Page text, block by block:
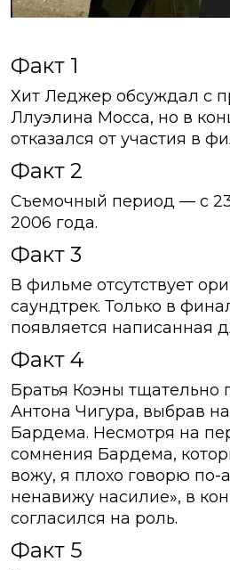
Факт 1
Хит Леджер обсуждал с
Ллуэлина Мосса, но в
отказался от участия в
Факт 2
Съемочный период — с 23
2006 года.
Факт 3
В фильме отсутствует
саундтрек. Только в
появляется написанная
Факт 4
Братья Коэны тщательно
Антона Чигура, выбрав
Бардема. Несмотря на
сомнения Бардема,
вожу, я плохо говорю по-
ненавижу насилие», в
согласился на роль.
Факт 5